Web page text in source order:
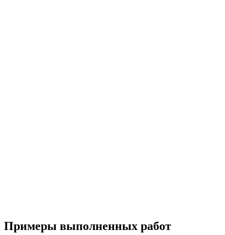
Примеры выполненных работ